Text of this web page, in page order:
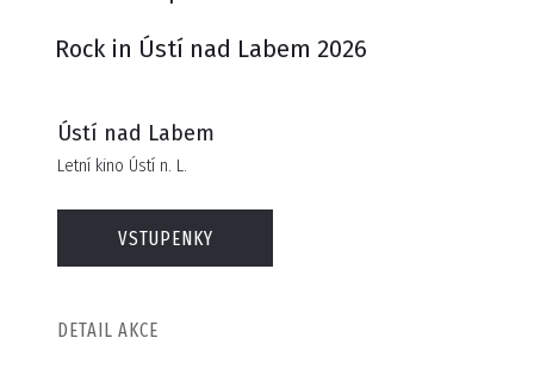
Rock in Ústí nad Labem 2026
Ústí nad Labem
Letní kino Ústí n. L.
VSTUPENKY
DETAIL AKCE